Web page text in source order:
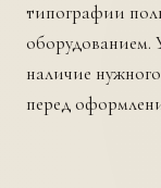
типографии
оборудованием.
наличие
перед